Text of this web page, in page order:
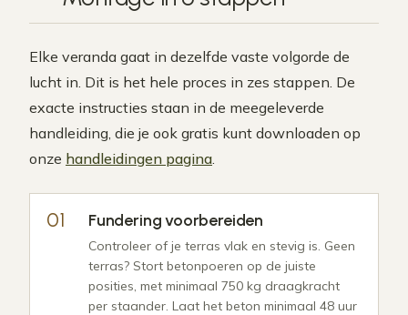
Elke veranda gaat in dezelfde vaste volgorde de
lucht in. Dit is het hele proces in zes stappen. De
exacte instructies staan in de meegeleverde
handleiding, die je ook gratis kunt downloaden op
onze handleidingen pagina.
Fundering voorbereiden
Controleer of je terras vlak en stevig is. Geen
terras? Stort betonpoeren op de juiste
posities, met minimaal 750 kg draagkracht
per staander. Laat het beton minimaal 48 uur